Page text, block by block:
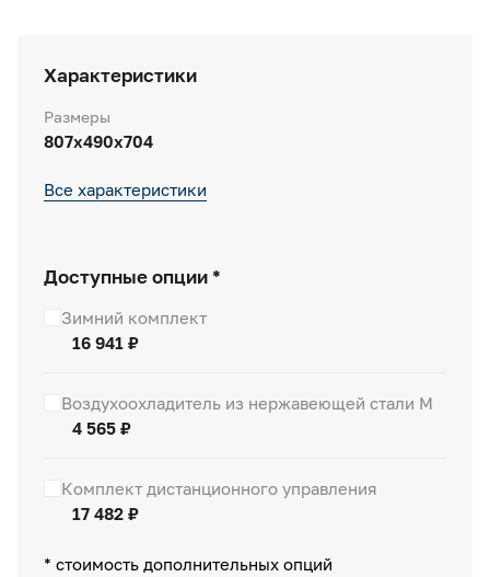
Характеристики
Размеры
807x490x704
Все характеристики
Доступные опции *
Зимний комплект
16 941 ₽
Воздухоохладитель из нержавеющей стали М
4 565 ₽
Комплект дистанционного управления
17 482 ₽
* стоимость дополнительных опций